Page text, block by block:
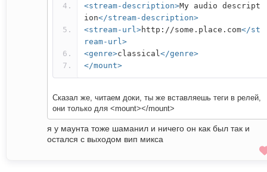
<stream-description>My audio descript
ion</stream-description>
<stream-url>http://some.place.com</st
ream-url>
<genre>classical</genre>
</mount>
Сказал же, читаем доки, ты же вставляешь теги в релей,
они только для <mount></mount>
я у маунта тоже шаманил и ничего он как был так и
остался с выходом вип микса